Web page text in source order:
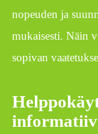
nopeuden ja
mukaisesti. Näin
sopivan